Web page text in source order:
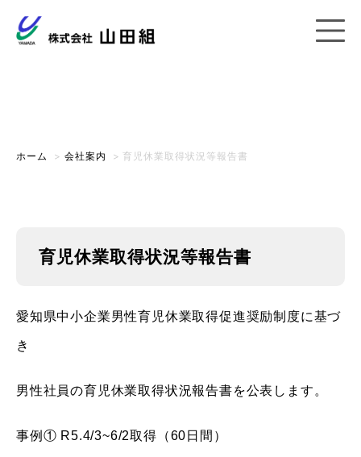
ホーム > 会社案内 > 育児休業取得状況等報告書
育児休業取得状況等報告書
愛知県中小企業男性育児休業取得促進奨励制度に基づ
き
男性社員の育児休業取得状況報告書を公表します。
事例① R5.4/3~6/2取得（60日間）